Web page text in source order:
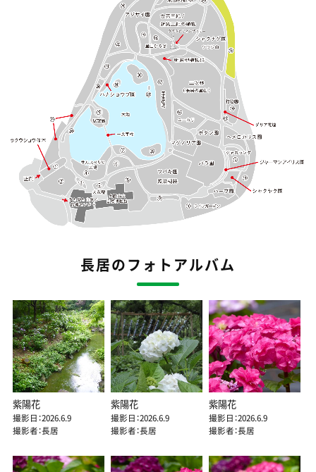
長居のフォトアルバム
紫陽花
撮影日：2026.6.9
撮影者：長居
紫陽花
撮影日：2026.6.9
撮影者：長居
紫陽花
撮影日：2026.6.9
撮影者：長居